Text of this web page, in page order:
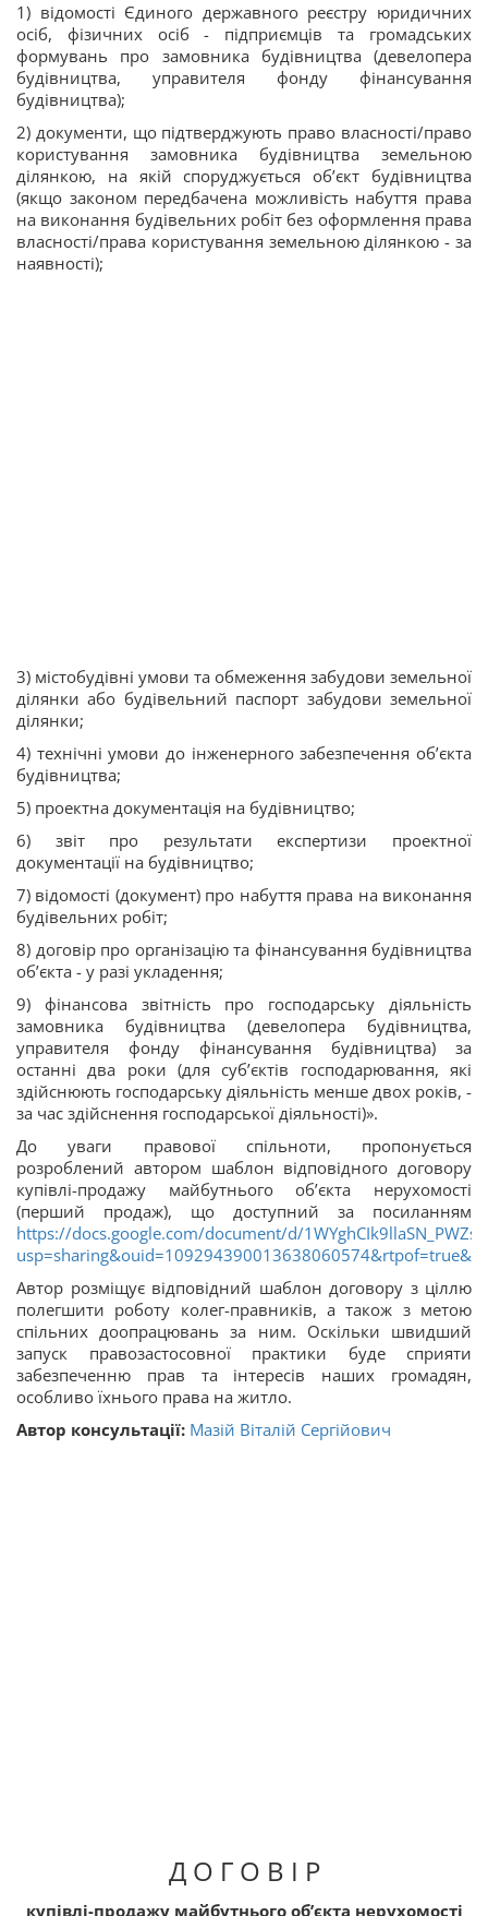
1) відомості Єдиного державного реєстру юридичних
осіб, фізичних осіб - підприємців та громадських
формувань про замовника будівництва (девелопера
будівництва, управителя фонду фінансування
будівництва);
2) документи, що підтверджують право власності/право
користування замовника будівництва земельною
ділянкою, на якій споруджується об’єкт будівництва
(якщо законом передбачена можливість набуття права
на виконання будівельних робіт без оформлення права
власності/права користування земельною ділянкою - за
наявності);
3) містобудівні умови та обмеження забудови земельної
ділянки або будівельний паспорт забудови земельної
ділянки;
4) технічні умови до інженерного забезпечення об’єкта
будівництва;
5) проектна документація на будівництво;
6) звіт про результати експертизи проектної
документації на будівництво;
7) відомості (документ) про набуття права на виконання
будівельних робіт;
8) договір про організацію та фінансування будівництва
об’єкта - у разі укладення;
9) фінансова звітність про господарську діяльність
замовника будівництва (девелопера будівництва,
управителя фонду фінансування будівництва) за
останні два роки (для суб’єктів господарювання, які
здійснюють господарську діяльність менше двох років, -
за час здійснення господарської діяльності)».
До уваги правової спільноти, пропонується
розроблений автором шаблон відповідного договору
купівлі-продажу майбутнього об’єкта нерухомості
(перший продаж), що доступний за посиланням
https://docs.google.com/document/d/
Автор розміщує відповідний шаблон договору з ціллю
полегшити роботу колег-правників, а також з метою
спільних доопрацювань за ним. Оскільки швидший
запуск правозастосовної практики буде сприяти
забезпеченню прав та інтересів наших громадян,
особливо їхнього права на житло.
Автор консультації: Мазій Віталій Сергійович
Д О Г О В І Р
купівлі-продажу майбутнього об’єкта нерухомості